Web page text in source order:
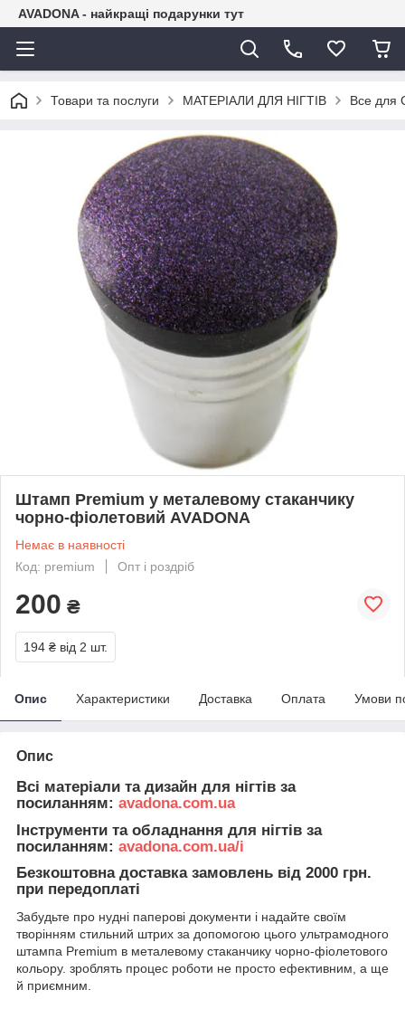
AVADONA - найкращі подарунки тут
Товари та послуги МАТЕРІАЛИ ДЛЯ НІГТІВ Все
Штамп Premium у металевому стаканчику
чорно-фіолетовий AVADONA
Немає в наявності
Код: premium
Опт і роздріб
200 ₴
194 ₴ від 2 шт.
Опис Характеристики Доставка Оплата Умови
Опис
Всі матеріали та дизайн для нігтів за
посиланням: avadona.com.ua
Інструменти та обладнання для нігтів за
посиланням: avadona.com.ua/i
Безкоштовна доставка замовлень від 2000 грн.
при передоплаті
Забудьте про нудні паперові документи і надайте своїм
творінням стильний штрих за допомогою цього ультрамодного
штампа Premium в металевому стаканчику чорно-фіолетового
кольору. зроблять процес роботи не просто ефективним, а ще
й приємним.